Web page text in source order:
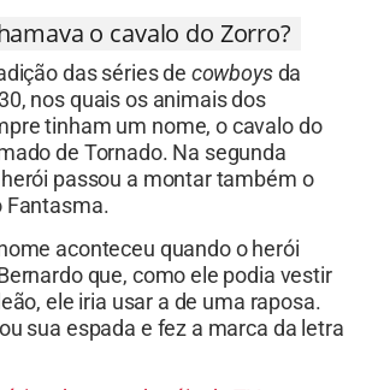
o cavalo do Zorro?
das séries de cowboysda
nos quais os animais dos
tinham um nome, o cavalo do
de Tornado. Na segunda
passou a montar também o
Fantasma.
aconteceu quando o herói
que, como ele podia vestir
ele iria usar a de uma raposa.
sua espada e fez a marca da letra